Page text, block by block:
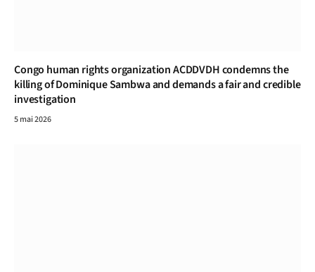
Congo human rights organization ACDDVDH condemns the
killing of Dominique Sambwa and demands a fair and credible
investigation
5 mai 2026